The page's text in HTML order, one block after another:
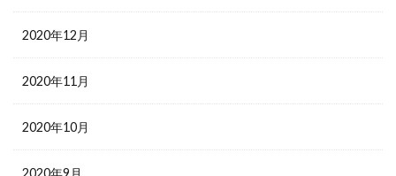
2020年12月
2020年11月
2020年10月